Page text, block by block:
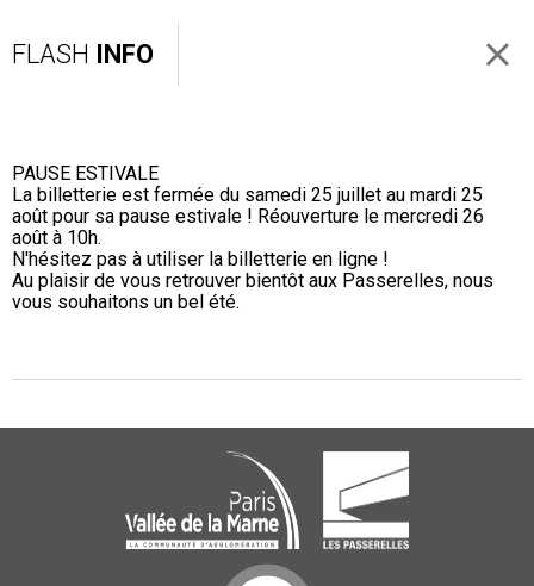
FLASH INFO
PAUSE ESTIVALE
La billetterie est fermée du samedi 25 juillet au mardi 25
août pour sa pause estivale ! Réouverture le mercredi 26
août à 10h.
N'hésitez pas à utiliser la billetterie en ligne !
Au plaisir de vous retrouver bientôt aux Passerelles, nous
vous souhaitons un bel été.